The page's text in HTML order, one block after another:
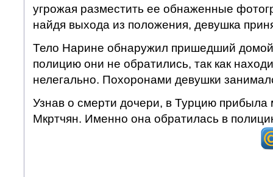
угрожая разместить ее обнаженные
найдя выхода из положения, девушка
Тело Нарине обнаружил пришедший
полицию они не обратились, так как
нелегально. Похоронами девушки
Узнав о смерти дочери, в Турцию прибыла
Мкртчян. Именно она обратилась в